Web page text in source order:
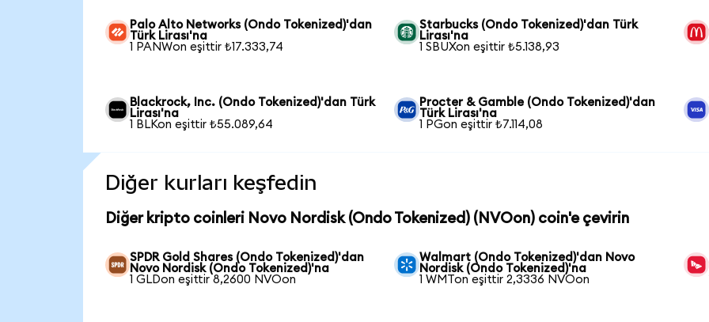
Palo Alto Networks (Ondo Tokenized)'dan
Türk Lirası'na
1 PANWon eşittir ₺17.333,74
Starbucks (Ondo Tokenized)'dan Türk
Lirası'na
1 SBUXon eşittir ₺5.138,93
Blackrock, Inc. (Ondo Tokenized)'dan Türk
Lirası'na
1 BLKon eşittir ₺55.089,64
Procter & Gamble (Ondo Tokenized)'dan
Türk Lirası'na
1 PGon eşittir ₺7.114,08
Diğer kurları keşfedin
Diğer kripto coinleri Novo Nordisk (Ondo Tokenized) (NVOon) coin'e çevirin
SPDR Gold Shares (Ondo Tokenized)'dan
Novo Nordisk (Ondo Tokenized)'na
1 GLDon eşittir 8,2600 NVOon
Walmart (Ondo Tokenized)'dan Novo
Nordisk (Ondo Tokenized)'na
1 WMTon eşittir 2,3336 NVOon